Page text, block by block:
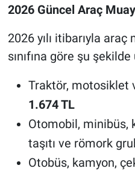
2026 Güncel Araç
2026 yılı itibarıyla
sınıfına göre şu şekilde
Traktör, motosiklet
1.674 TL
Otomobil, minibüs,
taşıtı ve römork
Otobüs, kamyon,